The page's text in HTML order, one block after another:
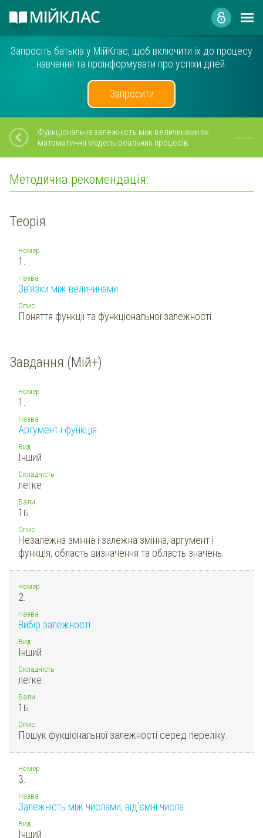
Запросіть батьків у МійКлас, щоб включити їх до процесу
навчання та проінформувати про успіхи дітей.
Запросити
Функціональна залежність між величинами як
математична модель реальних процесів
Методична рекомендація:
Теорія
Номер
1.
Назва
Зв’язки між величинами
Опис
Поняття функції та функціональної залежності.
Завдання (Мій+)
Номер
1.
Назва
Аргумент і функція
Вид
Інший
Складність
легке
Бали
1 Б.
Опис
Незалежна змінна і залежна змінна, аргумент і
функція, область визначення та область значень.
Номер
2.
Назва
Вибір залежності
Вид
Інший
Складність
легке
Бали
1 Б.
Опис
Пошук фукціональної залежності серед переліку.
Номер
3.
Назва
Залежність між числами, від'ємні числа
Вид
Інший